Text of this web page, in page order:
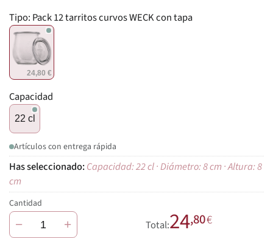
Tipo: Pack 12 tarritos curvos WECK con tapa
24,80 €
Capacidad
22 cl
Artículos con entrega rápida
Capacidad: 22 cl · Diámetro: 8 cm · Altura: 8
cm
Cantidad
− + Total:24,80€